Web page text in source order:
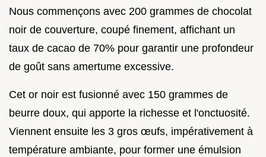
Nous commençons avec 200 grammes de chocolat
noir de couverture, coupé finement, affichant un
taux de cacao de 70% pour garantir une profondeur
de goût sans amertume excessive.
Cet or noir est fusionné avec 150 grammes de
beurre doux, qui apporte la richesse et l'onctuosité.
Viennent ensuite les 3 gros œufs, impérativement à
température ambiante, pour former une émulsion